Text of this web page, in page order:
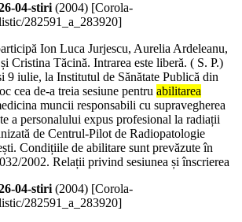
04-stiri(2004) [Corola-
282591_a_283920]
Ion Luca Jurjescu, Aurelia Ardeleanu,
Cristina Tăcină. Intrarea este liberă. ( S. P.)
9 iulie, la Institutul de Sănătate Publică din
cea de-a treia sesiune pentru abilitarea
muncii responsabili cu supravegherea
a personalului expus profesional la radiații
de Centrul-Pilot de Radiopatologie
Condițiile de abilitare sunt prevăzute în
2002. Relații privind sesiunea și înscrierea
04-stiri(2004) [Corola-
282591_a_283920]